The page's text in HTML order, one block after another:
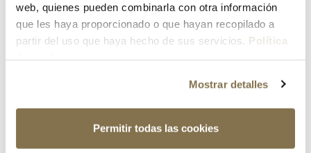
web, quienes pueden combinarla con otra información
que les haya proporcionado o que hayan recopilado a
partir del uso que haya hecho de sus servicios. Política
Mostrar detalles
Permitir todas las cookies